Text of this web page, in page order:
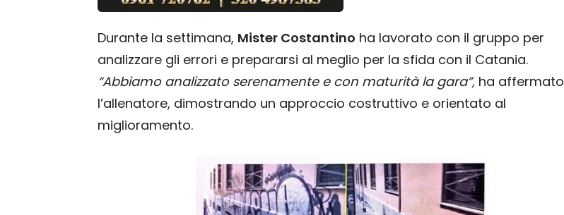
Durante la settimana, Mister Costantino ha lavorato con il gruppo per
analizzare gli errori e prepararsi al meglio per la sfida con il Catania.
“Abbiamo analizzato serenamente e con maturità la gara”, ha affermato
l’allenatore, dimostrando un approccio costruttivo e orientato al
miglioramento.